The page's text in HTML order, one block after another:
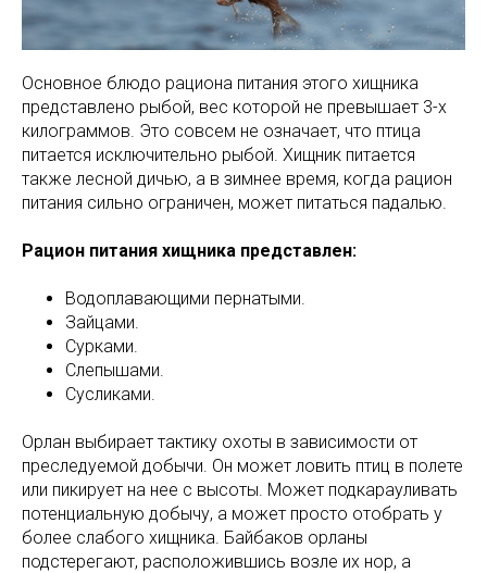
Основное блюдо рациона питания этого хищника
представлено рыбой, вес которой не превышает 3-х
килограммов. Это совсем не означает, что птица
питается исключительно рыбой. Хищник питается
также лесной дичью, а в зимнее время, когда рацион
питания сильно ограничен, может питаться падалью.
Рацион питания хищника представлен:
Водоплавающими пернатыми.
Зайцами.
Сурками.
Слепышами.
Сусликами.
Орлан выбирает тактику охоты в зависимости от
преследуемой добычи. Он может ловить птиц в полете
или пикирует на нее с высоты. Может подкарауливать
потенциальную добычу, а может просто отобрать у
более слабого хищника. Байбаков орланы
подстерегают, расположившись возле их нор, а